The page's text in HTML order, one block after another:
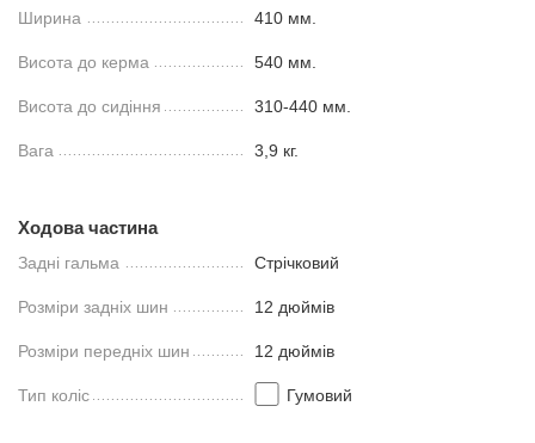
Ширина 410 мм.
Висота до керма 540 мм.
Висота до сидіння 310-440 мм.
Вага 3,9 кг.
Ходова частина
Задні гальма Стрічковий
Розміри задніх шин 12 дюймів
Розміри передніх шин 12 дюймів
Тип коліс Гумовий